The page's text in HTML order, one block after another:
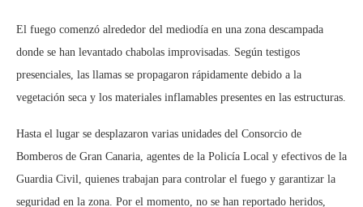
El fuego comenzó alrededor del mediodía en una zona descampada
donde se han levantado chabolas improvisadas. Según testigos
presenciales, las llamas se propagaron rápidamente debido a la
vegetación seca y los materiales inflamables presentes en las estructuras.
Hasta el lugar se desplazaron varias unidades del Consorcio de
Bomberos de Gran Canaria, agentes de la Policía Local y efectivos de la
Guardia Civil, quienes trabajan para controlar el fuego y garantizar la
seguridad en la zona. Por el momento, no se han reportado heridos,